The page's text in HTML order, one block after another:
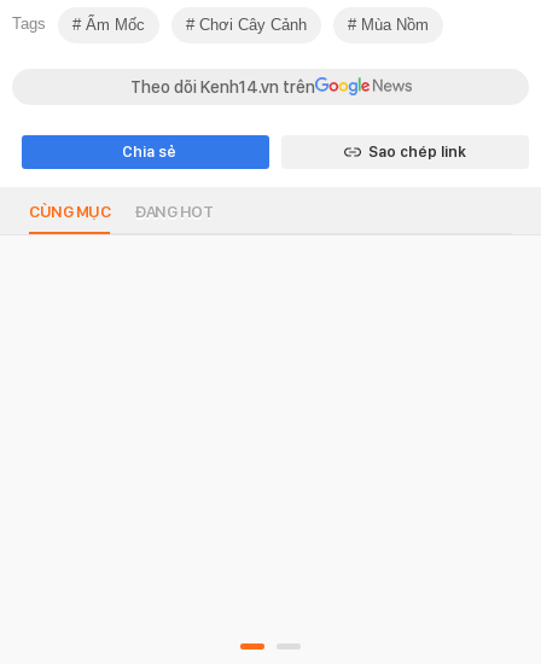
Tags Ẩm Mốc Chơi Cây Cảnh Mùa Nồm
Theo dõi Kenh14.vn trên
Chia sẻ Sao chép link
CÙNG MỤC ĐANG HOT